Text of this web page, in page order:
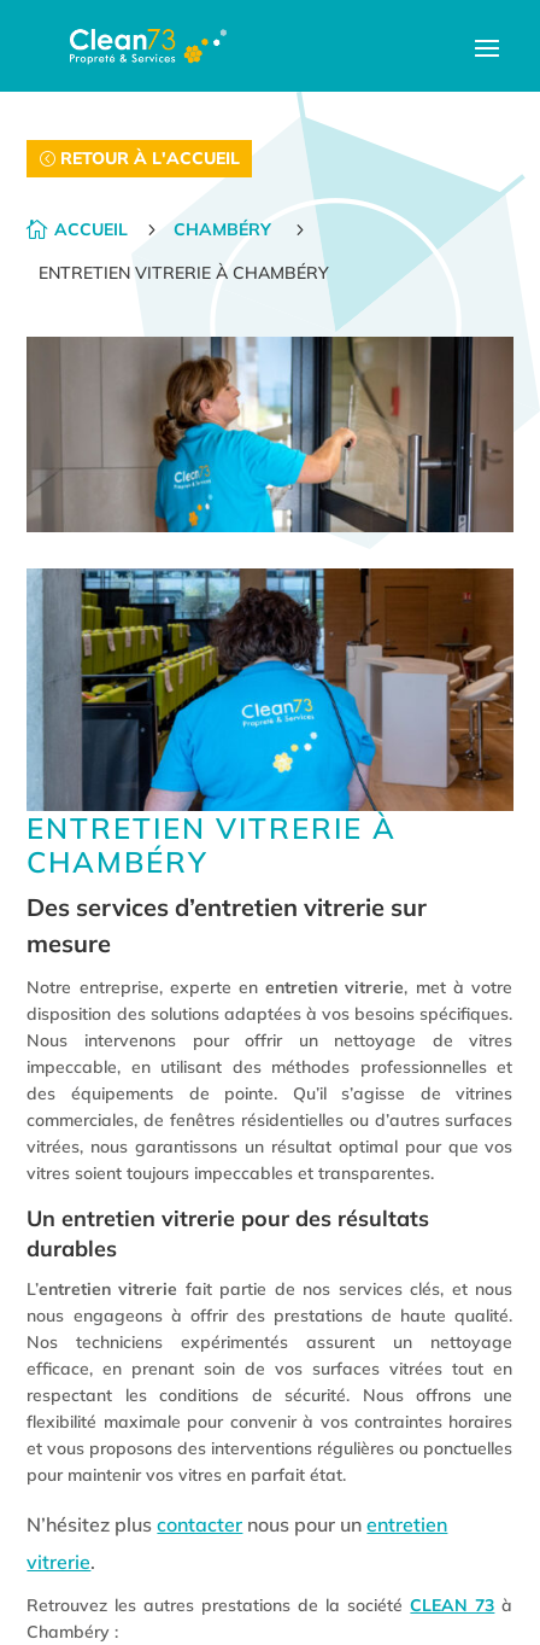
RETOUR À L'ACCUEIL
 ACCUEIL 5 CHAMBÉRY
5
ENTRETIEN VITRERIE À CHAMBÉRY
ENTRETIEN VITRERIE À
CHAMBÉRY
Des services d’entretien vitrerie sur
mesure
Notre entreprise, experte enentretien vitrerie, met à votre
disposition des solutions adaptées à vos besoins spécifiques.
Nous intervenons pour offrir un nettoyage de vitres
impeccable, en utilisant des méthodes professionnelles et
des équipements de pointe. Qu’il s’agisse de vitrines
commerciales, de fenêtres résidentielles ou d’autres surfaces
vitrées, nous garantissons un résultat optimal pour que vos
vitres soient toujours impeccables et transparentes.
Un entretien vitrerie pour des résultats
durables
L’entretien vitrerie fait partie de nos services clés, et nous
nous engageons à offrir des prestations de haute qualité.
Nos techniciens expérimentés assurent un nettoyage
efficace, en prenant soin de vos surfaces vitrées tout en
respectant les conditions de sécurité. Nous offrons une
flexibilité maximale pour convenir à vos contraintes horaires
et vous proposons des interventions régulières ou ponctuelles
pour maintenir vos vitres en parfait état.
N’hésitez pluscontacter nous pour unentretien
vitrerie.
Retrouvez les autres prestations de la sociétéCLEAN 73 à
Chambéry :